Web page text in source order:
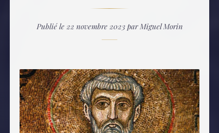
Publié le 22 novembre 2023 par Miguel Morin